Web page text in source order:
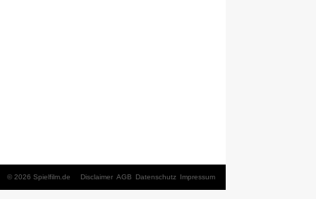
© 2026 Spielfilm.de Impressum
Datenschutz
AGB
Disclaimer